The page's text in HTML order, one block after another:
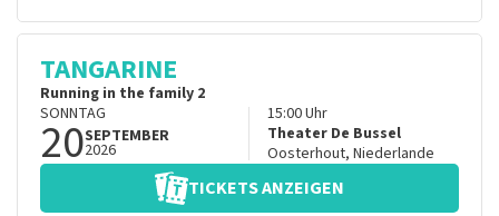
TANGARINE
Running in the family 2
SONNTAG
20SEPTEMBER
2026
15:00Uhr
Theater De Bussel
Oosterhout, Niederlande
TICKETS ANZEIGEN